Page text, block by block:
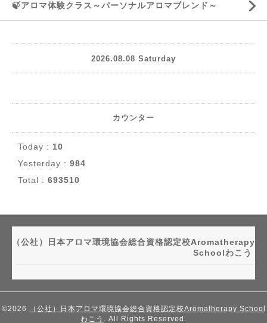
🍃アロマ体験クラス～パーソナルアロマブレンド～
2026.08.08 Saturday
カウンター
Today : 10
Yesterday : 984
Total : 693510
（公社）日本アロマ環境協会総合資格認定校Aromatherapy
Schoolわこう
©2026
（公社）日本アロマ環境協会総合資格認定校Aromatherapy School
わこう . All Rights Reserved.